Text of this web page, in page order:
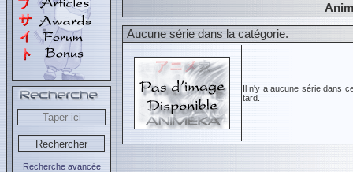
Recherche avancée
Aucune série dans la catégorie.
Il n'y a aucune série dans
tard.